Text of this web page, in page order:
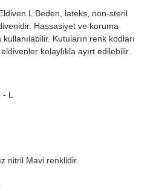
L Beden, lateks, non-steril
Hassasiyet ve koruma
Kutuların renk kodları
kolaylıkla ayırt edilebilir.
L
nitril Mavi renklidir.